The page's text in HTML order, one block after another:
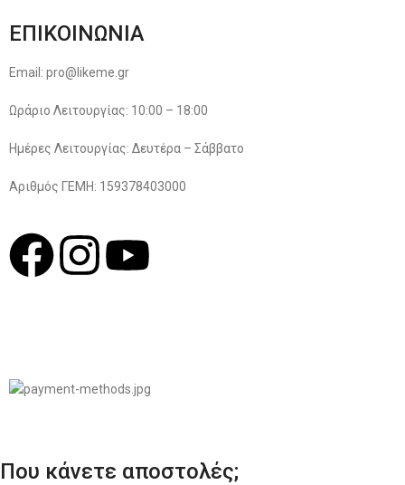
ΕΠΙΚΟΙΝΩΝΙΑ
Email: pro@likeme.gr
Ωράριο Λειτουργίας: 10:00 – 18:00
Ημέρες Λειτουργίας: Δευτέρα – Σάββατο
Αριθμός ΓΕΜΗ: 159378403000
Που κάνετε αποστολές;